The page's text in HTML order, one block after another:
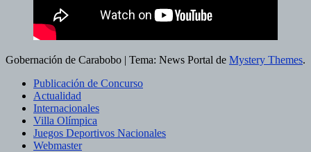
Gobernación de Carabobo | Tema: News Portal de Mystery Themes.
Publicación de Concurso
Actualidad
Internacionales
Villa Olímpica
Juegos Deportivos Nacionales
Webmaster